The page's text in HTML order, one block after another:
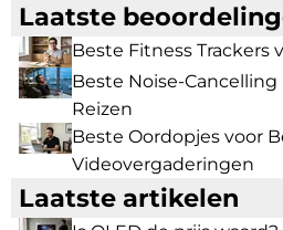
Laatste
Beste Fitness Trackers
Beste Noise-
Reizen
Beste Oordopjes voor
Videovergaderingen
Laatste artikelen